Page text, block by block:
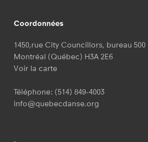
Coordonnées
1450,rue City Councillors, bureau 500
Montréal (Québec) H3A 2E6
Voir la carte
Téléphone: (514) 849-4003
info@quebecdanse.org